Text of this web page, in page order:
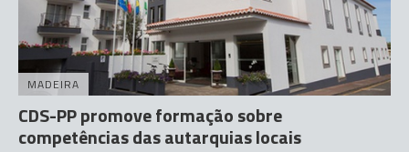
MADEIRA
CDS-PP promove formação sobre
competências das autarquias locais